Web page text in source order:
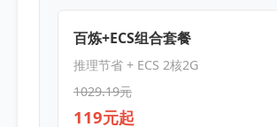
百炼+ECS组合套餐
推理节省 + ECS 2核2G
1029.19元
119元起